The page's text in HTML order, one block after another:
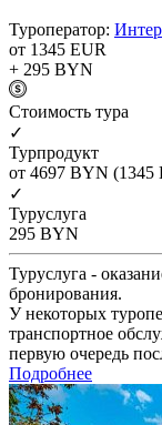
Туроператор:
от 1345 EUR
+ 295 BYN
Cтоимость тура
✓
Турпродукт
от 4697 BYN (1345
✓
Туруслуга
295 BYN
Туруслуга -
бронирования.
У некоторых
транспортное
первую очередь
Подробнее